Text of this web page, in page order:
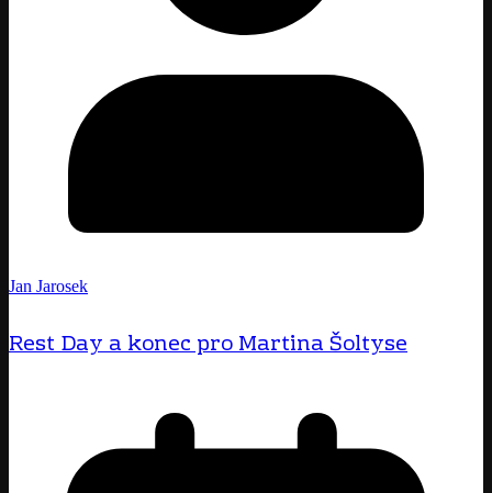
Jan Jarosek
Rest Day a konec pro Martina Šoltyse